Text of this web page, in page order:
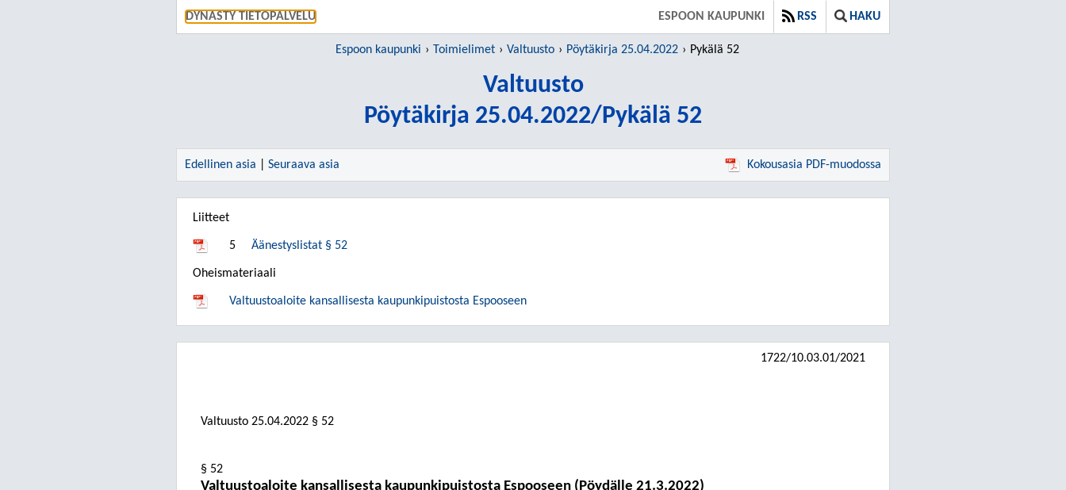
DYNASTY TIETOPALVELU ESPOON KAUPUNKI RSS HAKU
Espoon kaupunki Toimielimet Valtuusto Pöytäkirja 25.04.2022 Pykälä 52
Valtuusto
Pöytäkirja 25.04.2022/Pykälä 52
Edellinen asia Seuraava asia Kokousasia PDF-muodossa
Liitteet
5 Äänestyslistat § 52
Oheismateriaali
Valtuustoaloite kansallisesta kaupunkipuistosta Espooseen
1722/10.03.01/2021
Valtuusto 25.04.2022 § 52
§ 52
Valtuustoaloite kansallisesta kaupunkipuistosta Espooseen (Pöydälle 21.3.2022)